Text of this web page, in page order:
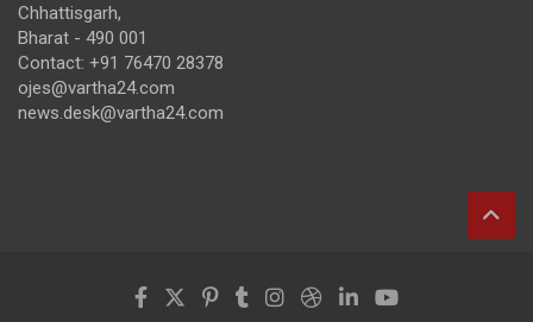
Chhattisgarh,
Bharat - 490 001
Contact: +91 76470 28378
ojes@vartha24.com
news.desk@vartha24.com